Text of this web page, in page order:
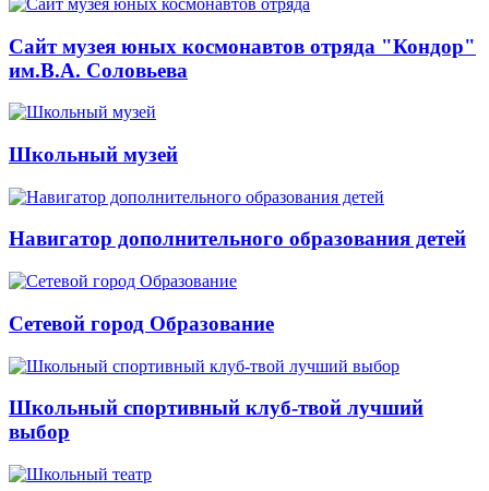
Сайт музея юных космонавтов отряда "Кондор"
им.В.А. Соловьева
Школьный музей
Навигатор дополнительного образования детей
Сетевой город Образование
Школьный спортивный клуб-твой лучший
выбор